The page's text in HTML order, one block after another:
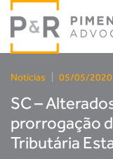
Notícias 05/05/2020
SC –
prorrogação
Tributária